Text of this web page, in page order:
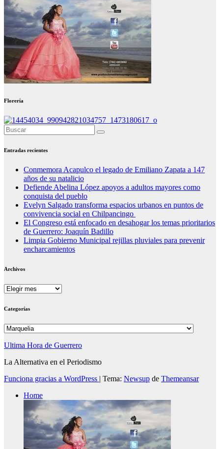
Florería
Entradas recientes
Conmemora Acapulco el legado de Emiliano Zapata a 147
años de su natalicio
Defiende Abelina López apoyos a adultos mayores como
conquista del pueblo
Evelyn Salgado transforma espacios urbanos en puntos de
convivencia social en Chilpancingo
El Congreso está enfocado en desahogar los temas prioritarios
de Guerrero: Joaquín Badillo
Limpia Gobierno Municipal rejillas pluviales para prevenir
encharcamientos
Archivos
Archivos
Categorías
Categorías
Ultima Hora de Guerrero
La Alternativa en el Periodismo
Funciona gracias a WordPress | Tema: Newsup de Themeansar
Home